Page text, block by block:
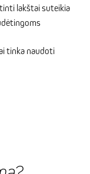
lakštai suteikia
tinka naudoti